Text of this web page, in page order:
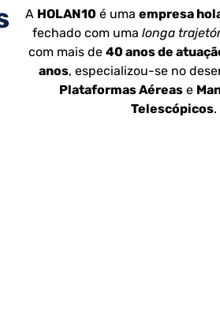
A HOLAN10 é umaempresa
fechado com uma longa
com mais de40 anos de
anos, especializou-se no
Plataformas Aéreas e
Telescópicos.